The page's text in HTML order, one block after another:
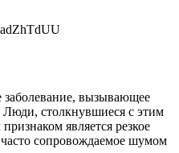
заболевание, вызывающее
Люди, столкнувшиеся с этим
является резкое
сопровождаемое шумом